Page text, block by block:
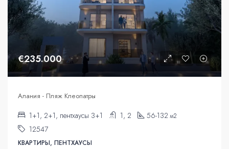
€235.000
Алания - Пляж Клеопатры
1+1, 2+1, пентхаусы 3+1 1, 2 56-132 м2
12547
КВАРТИРЫ, ПЕНТХАУСЫ